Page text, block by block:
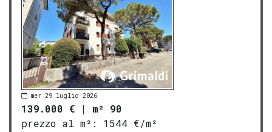
mer 29 luglio 2026
139.000 € | m² 90
prezzo al m²:
1544 €/m²